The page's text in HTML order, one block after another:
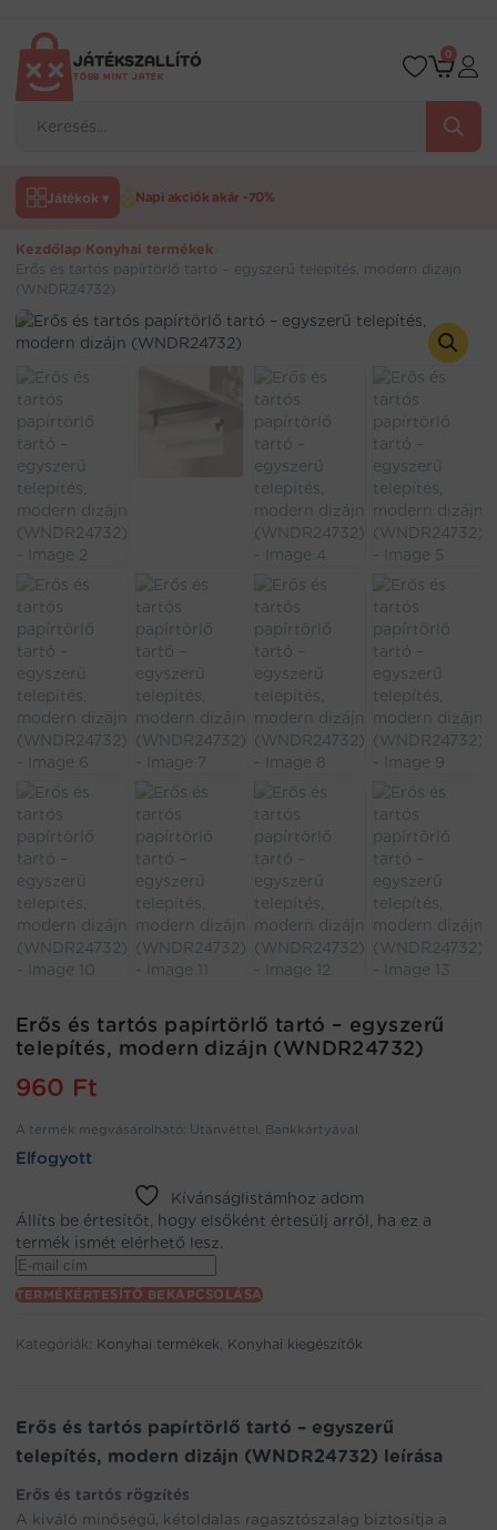
tartalomraJÁTÉKSZALLÍTÓ
TÖBB MINT JÁTÉK
search
0
Játékok ▾ Napi akciók akár -70%
Kezdőlap Konyhai termékek
Erős és tartós papírtörlő tartó – egyszerű telepítés, modern dizájn
(WNDR24732)
Erős és tartós papírtörlő tartó – egyszerű
telepítés, modern dizájn (WNDR24732)
960 Ft
A termék megvásárolható: Utánvéttel, Bankkártyával
Elfogyott
Kívánságlistámhoz adom
Állíts be értesítőt, hogy elsőként értesülj arról, ha ez a
termék ismét elérhető lesz.
Enter
your
email
to
waitlist
this
product
TERMÉKÉRTESÍTŐ BEKAPCSOLÁSA
Kategóriák: Konyhai termékek, Konyhai kiegészítők
Erős és tartós papírtörlő tartó – egyszerű
telepítés, modern dizájn (WNDR24732) leírása
Erős és tartós rögzítés
A kiváló minőségű, kétoldalas ragasztószalag biztosítja a